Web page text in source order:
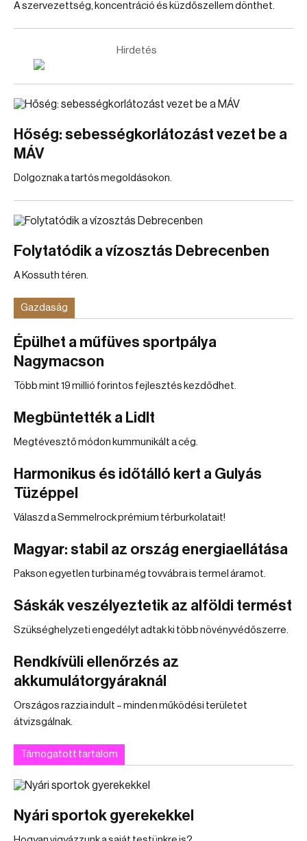
A szervezettség, koncentráció és küzdőszellem dönthet.
Hirdetés
Hőség: sebességkorlátozást vezet be a
MÁV
Dolgoznak a tartós megoldásokon.
Folytatódik a vízosztás Debrecenben
A Kossuth téren.
Gazdaság
Épülhet a műfüves sportpálya
Nagymacson
Több mint 19 millió forintos fejlesztés kezdődhet.
Megbüntették a Lidlt
Megtévesztő módon kummunikált a cég.
Harmonikus és időtálló kert a Gulyás
Tüzéppel
Válaszd a Semmelrock prémium térburkolatait!
Magyar: stabil az ország energiaellátása
Pakson egyetlen turbina még tovvábra is termel áramot.
Sáskák veszélyeztetik az alföldi termést
Szükséghelyzeti engedélyt adtak ki több növényvédőszerre.
Rendkívüli ellenőrzés az
akkumulátorgyáraknál
Országos razzia indult – minden működési területet
átvizsgálnak.
Támogatott tartalom
Nyári sportok gyerekekkel